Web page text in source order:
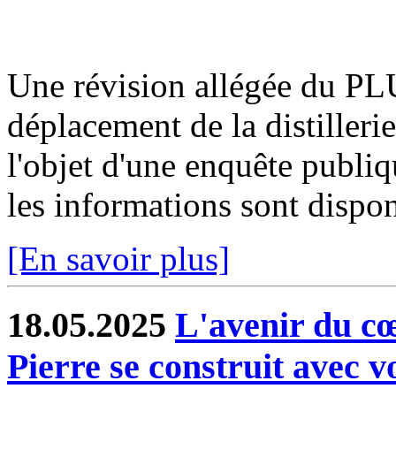
Une révision allégée du
déplacement de la
l'objet d'une enquête
les informations sont
[En savoir plus]
18.05.2025 L'avenir du
Pierre se construit avec